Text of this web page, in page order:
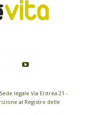
legale Via Eritrea 21 -
al Registro delle